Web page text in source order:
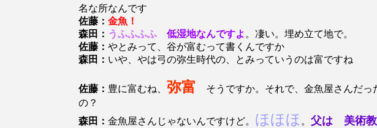
名な所なんです
佐藤： 金魚！
森田： うふふふふ 低湿地なんですよ 。凄い。埋め立て地で。
佐藤： やとみって、谷が富むって書くんですか
森田： いや、やは弓の弥生時代の、とみっていうのは富ですね
佐藤： 豊に富むね、 弥富
そうですか。それで、金魚屋さんだっ
の？
森田： 金魚屋さんじゃないんですけど。 ほほほ 。 父は 美術